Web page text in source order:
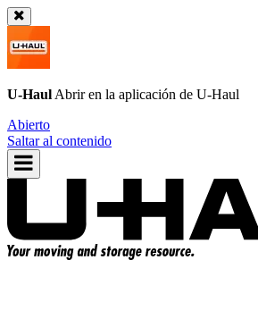
U-Haul Abrir en la aplicación de U-Haul
Abierto
Saltar al contenido